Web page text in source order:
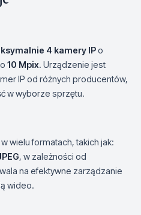
4 kamery IPo
10 Mpix. Urządzenie jest
IP od różnych producentów,
w wyborze sprzętu.
wielu formatach, takich jak:
, w zależności od
na efektywne zarządzanie
wideo.